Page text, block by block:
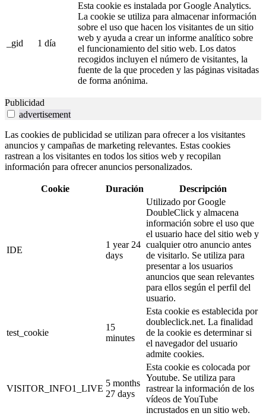
_gid 1 día
Esta cookie es instalada por Google Analytics.
La cookie se utiliza para almacenar información
sobre el uso que hacen los visitantes de un sitio
web y ayuda a crear un informe analítico sobre
el funcionamiento del sitio web. Los datos
recogidos incluyen el número de visitantes, la
fuente de la que proceden y las páginas visitadas
de forma anónima.
Publicidad
advertisement
Las cookies de publicidad se utilizan para ofrecer a los visitantes
anuncios y campañas de marketing relevantes. Estas cookies
rastrean a los visitantes en todos los sitios web y recopilan
información para ofrecer anuncios personalizados.
Cookie Duración Descripción
IDE
1 year 24
days
Utilizado por Google
DoubleClick y almacena
información sobre el uso que
el usuario hace del sitio web y
cualquier otro anuncio antes
de visitarlo. Se utiliza para
presentar a los usuarios
anuncios que sean relevantes
para ellos según el perfil del
usuario.
test_cookie
15
minutes
Esta cookie es establecida por
doubleclick.net. La finalidad
de la cookie es determinar si
el navegador del usuario
admite cookies.
VISITOR_INFO1_LIVE
5 months
27 days
Esta cookie es colocada por
Youtube. Se utiliza para
rastrear la información de los
vídeos de YouTube
incrustados en un sitio web.